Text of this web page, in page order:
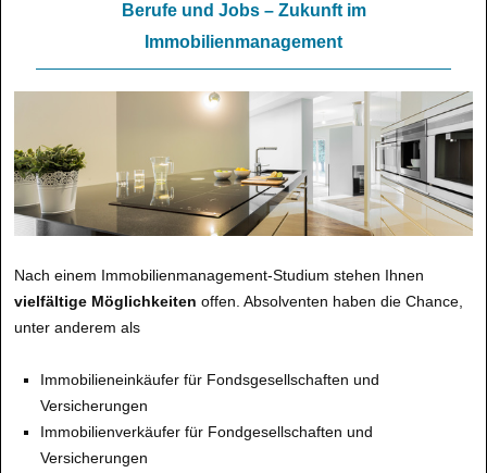
Berufe und Jobs – Zukunft im
Immobilienmanagement
Nach einem Immobilienmanagement-Studium stehen Ihnen
vielfältige Möglichkeiten offen. Absolventen haben die Chance,
unter anderem als
Immobilieneinkäufer für Fondsgesellschaften und
Versicherungen
Immobilienverkäufer für Fondgesellschaften und
Versicherungen